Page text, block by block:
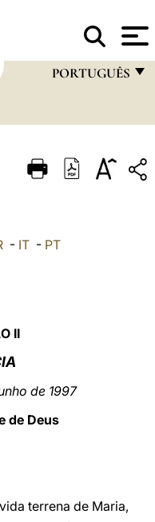
PORTUGUÊS
ITALIANO
LATINE
- IT - PT
II
de 1997
de Deus
terrena de Maria,